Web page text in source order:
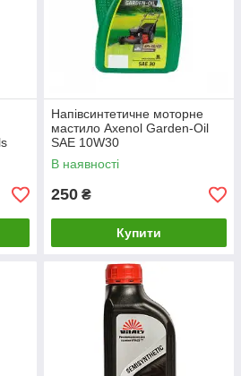
Напівсинтетичне моторне
мастило Axenol Garden-Oil
SAE 10W30
В наявності
250 ₴
Купити